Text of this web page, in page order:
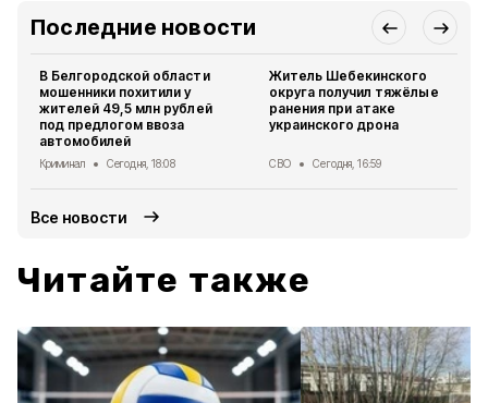
Последние новости
В Белгородской области
мошенники похитили у
жителей 49,5 млн рублей
под предлогом ввоза
автомобилей
Криминал Сегодня, 18:08
Житель Шебекинского
округа получил тяжёлые
ранения при атаке
украинского дрона
СВО Сегодня, 16:59
Все новости
Читайте также